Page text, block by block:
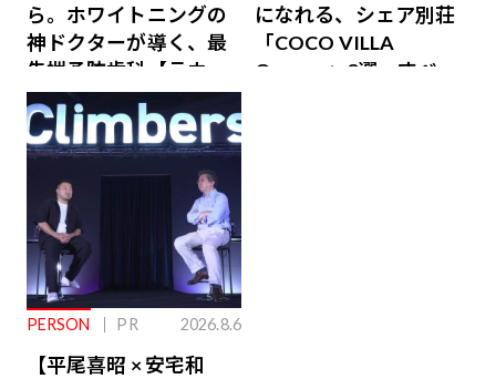
ら。ホワイトニングの
神ドクターが導く、最
先端予防歯科【ラウン
ジ会員特典あり】
になれる、シェア別荘
「COCO VILLA
Owners」3選。すべて
PERSON PR 2026.8.6
【平尾喜昭 × 安宅和